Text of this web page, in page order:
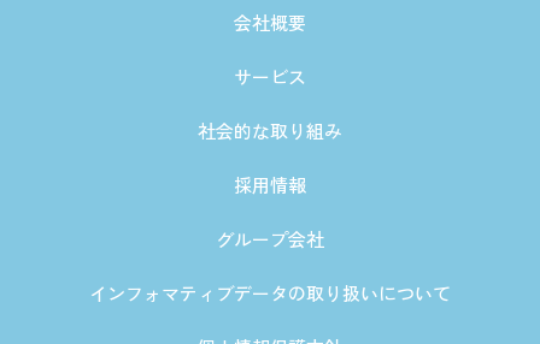
会社概要
サービス
社会的な取り組み
採用情報
グループ会社
インフォマティブデータの取り扱いについて